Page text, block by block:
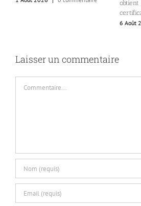
obtient
6 Août
Laisser un commentaire